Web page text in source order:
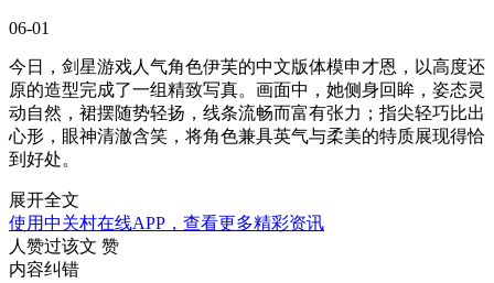
06-01
今日，剑星游戏人气角色伊芙的中文版体模申才恩，以高度还
原的造型完成了一组精致写真。画面中，她侧身回眸，姿态灵
动自然，裙摆随势轻扬，线条流畅而富有张力；指尖轻巧比出
心形，眼神清澈含笑，将角色兼具英气与柔美的特质展现得恰
到好处。
展开全文
使用中关村在线APP，查看更多精彩资讯
人赞过该文 赞
内容纠错